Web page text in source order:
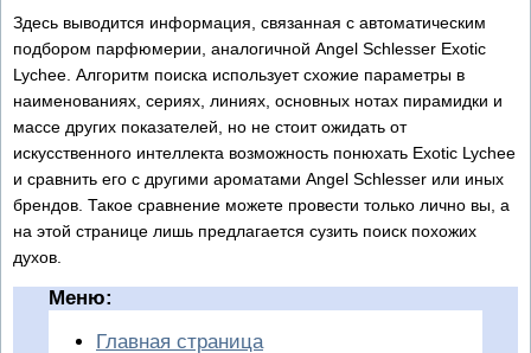
Здесь выводится информация, связанная с автоматическим
подбором парфюмерии, аналогичной Angel Schlesser Exotic
Lychee. Алгоритм поиска использует схожие параметры в
наименованиях, сериях, линиях, основных нотах пирамидки и
массе других показателей, но не стоит ожидать от
искусственного интеллекта возможность понюхать Exotic Lychee
и сравнить его с другими ароматами Angel Schlesser или иных
брендов. Такое сравнение можете провести только лично вы, а
на этой странице лишь предлагается сузить поиск похожих
духов.
Меню:
Главная страница